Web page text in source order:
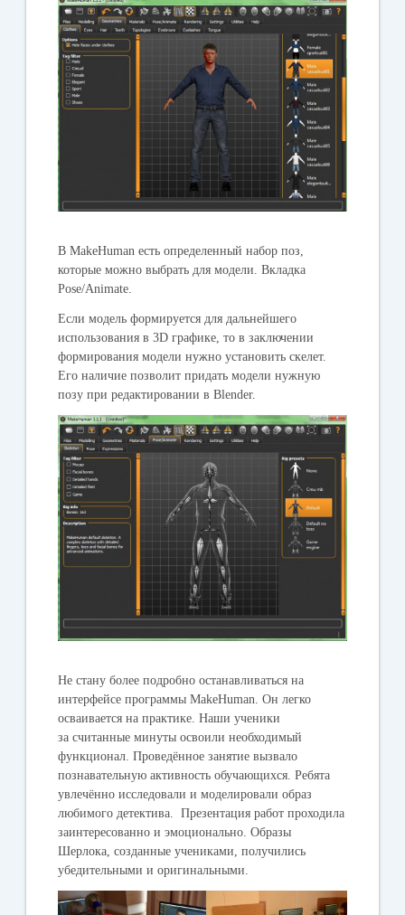
В MakeHuman есть определенный набор поз,
которые можно выбрать для модели. Вкладка
Pose/Animate.
Если модель формируется для дальнейшего
использования в 3D графике, то в заключении
формирования модели нужно установить скелет.
Его наличие позволит придать модели нужную
позу при редактировании в Blender.
Не стану более подробно останавливаться на
интерфейсе программы MakeHuman. Он легко
осваивается на практике. Наши ученики
за считанные минуты освоили необходимый
функционал. Проведённое занятие вызвало
познавательную активность обучающихся. Ребята
увлечённо исследовали и моделировали образ
любимого детектива. Презентация работ проходила
заинтересованно и эмоционально. Образы
Шерлока, созданные учениками, получились
убедительными и оригинальными.